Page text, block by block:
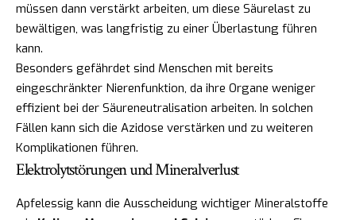
müssen dann verstärkt arbeiten, um diese Säurelast zu
bewältigen, was langfristig zu einer Überlastung führen
kann.
Besonders gefährdet sind Menschen mit bereits
eingeschränkter Nierenfunktion, da ihre Organe weniger
effizient bei der Säureneutralisation arbeiten. In solchen
Fällen kann sich die Azidose verstärken und zu weiteren
Komplikationen führen.
Elektrolytstörungen und Mineralverlust
Apfelessig kann die Ausscheidung wichtiger Mineralstoffe